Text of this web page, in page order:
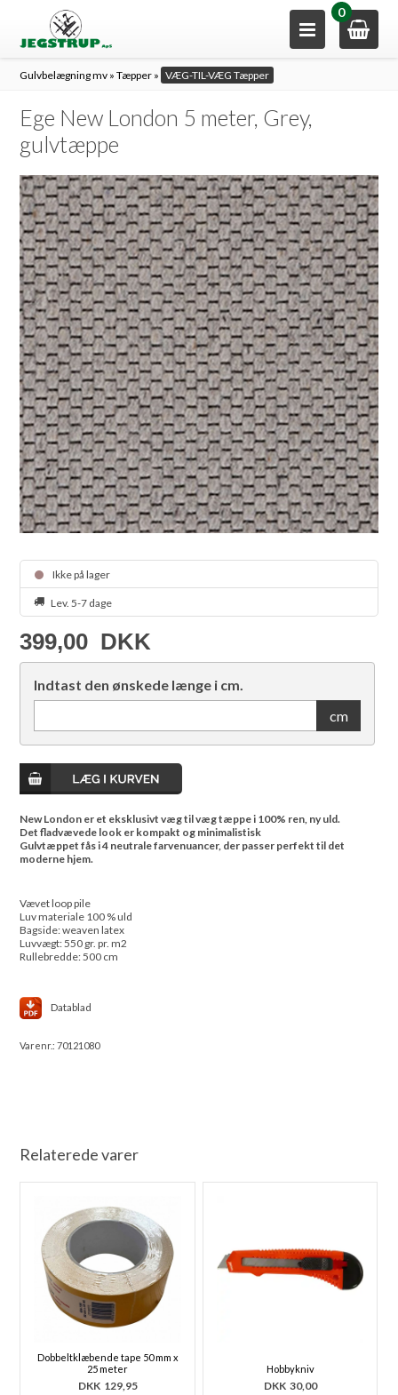
0
Gulvbelægning mv »Tæpper » VÆG-TIL-VÆG Tæpper
Ege New London 5 meter, Grey,
gulvtæppe
Ikke på lager
Lev. 5-7 dage
399,00 DKK
Indtast den ønskede længe i cm.
cm
New London er et eksklusivt væg til væg tæppe i 100% ren, ny uld.
Det fladvævede look er kompakt og minimalistisk
Gulvtæppet fås i 4 neutrale farvenuancer, der passer perfekt til det
moderne hjem.
Vævet loop pile
Luv materiale 100 % uld
Bagside: weaven latex
Luvvægt: 550 gr. pr. m2
Rullebredde: 500 cm
Datablad
Varenr.:70121080
Relaterede varer
Dobbeltklæbende tape 50 mm x
25 meter
DKK 129,95
Hobbykniv
DKK 30,00